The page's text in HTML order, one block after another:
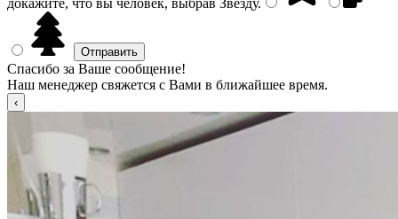
докажите, что вы человек, выбрав Звезду.
Спасибо за Ваше сообщение!
Наш менеджер свяжется с Вами в ближайшее время.